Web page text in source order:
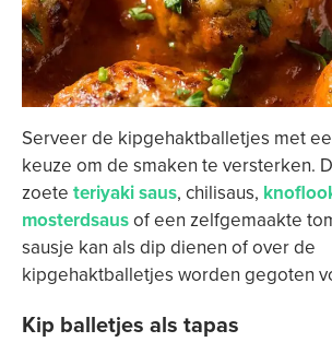
Serveer de kipgehaktballetjes met
keuze om de smaken te versterken.
zoete teriyaki saus, chilisaus,
mosterdsausof een zelfgemaakte
sausje kan als dip dienen of over de
kipgehaktballetjes worden gegoten
Kip balletjes als tapas